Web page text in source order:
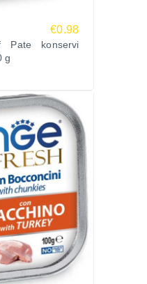
blakusprodukti 50%,
30%, svaigs tuncis
0,5%
Vit. D3 400 SV, Vit.
15 mg
Nodrošiniet
izmēra suņiem
sadalot 2 porcijās.
ledusskapī.
€0.98
Pate konservi
g